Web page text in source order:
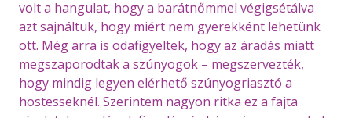
volt a hangulat, hogy a barátnőmmel végigsétálva
azt sajnáltuk, hogy miért nem gyerekként lehetünk
ott. Még arra is odafigyeltek, hogy az áradás miatt
megszaporodtak a szúnyogok – megszervezték,
hogy mindig legyen elérhető szúnyogriasztó a
hostesseknél. Szerintem nagyon ritka ez a fajta